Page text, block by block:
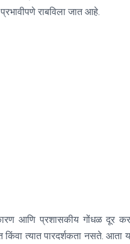
राबविला जात आहे.
आणि प्रशासकीय गोंधळ दूर
त्यात पारदर्शकता नसते.आता